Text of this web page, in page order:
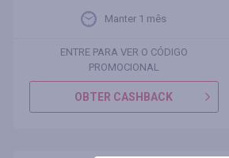
Manter 1 mês
ENTRE PARA VER O CÓDIGO
PROMOCIONAL
OBTER CASHBACK